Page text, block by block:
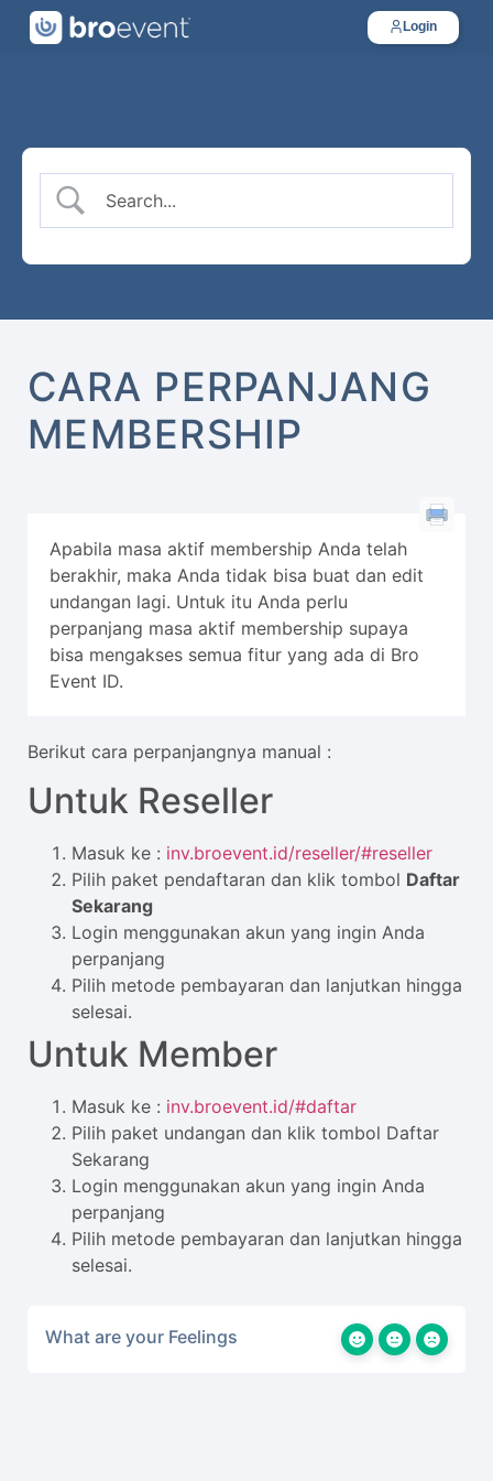
Login
Login
CARA PERPANJANG
MEMBERSHIP
Apabila masa aktif membership Anda telah
berakhir, maka Anda tidak bisa buat dan edit
undangan lagi. Untuk itu Anda perlu
perpanjang masa aktif membership supaya
bisa mengakses semua fitur yang ada di Bro
Event ID.
Berikut cara perpanjangnya manual :
Untuk Reseller
Masuk ke : inv.broevent.id/reseller/#reseller
Pilih paket pendaftaran dan klik tombol Daftar
Sekarang
Login menggunakan akun yang ingin Anda
perpanjang
Pilih metode pembayaran dan lanjutkan hingga
selesai.
Untuk Member
Masuk ke : inv.broevent.id/#daftar
Pilih paket undangan dan klik tombol Daftar
Sekarang
Login menggunakan akun yang ingin Anda
perpanjang
Pilih metode pembayaran dan lanjutkan hingga
selesai.
What are your Feelings